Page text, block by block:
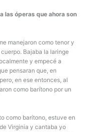
las óperas que ahora son
manejaron como tenor y
Bajaba la laringe
y empecé a
pensaran que, en
en ese entonces, al
como barítono por un
como barítono, estuve en
Virginia y cantaba yo